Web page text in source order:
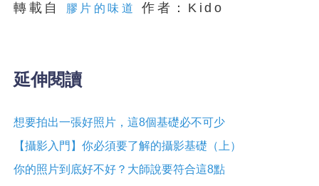
轉載自 膠片的味道 作者：Kido
延伸閱讀
想要拍出一張好照片，這8個基礎必不可少
【攝影入門】你必須要了解的攝影基礎（上）
你的照片到底好不好？大師說要符合這8點